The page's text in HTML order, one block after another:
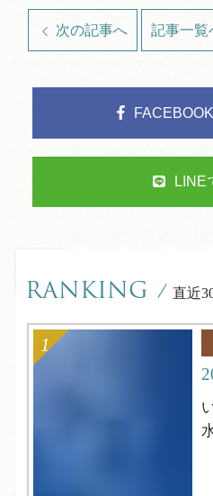
次の記事へ 記事一覧
LINE
RANKING / 直近